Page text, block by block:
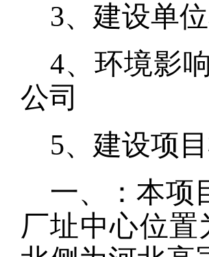
3、建设单
4、环境影
公司
5、建设项
一、：本项
厂址中心位置